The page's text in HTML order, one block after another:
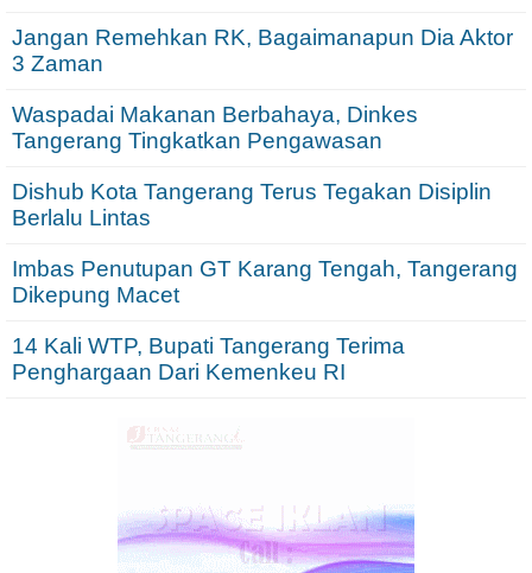
Jangan Remehkan RK, Bagaimanapun Dia Aktor
3 Zaman
Waspadai Makanan Berbahaya, Dinkes
Tangerang Tingkatkan Pengawasan
Dishub Kota Tangerang Terus Tegakan Disiplin
Berlalu Lintas
Imbas Penutupan GT Karang Tengah, Tangerang
Dikepung Macet
14 Kali WTP, Bupati Tangerang Terima
Penghargaan Dari Kemenkeu RI